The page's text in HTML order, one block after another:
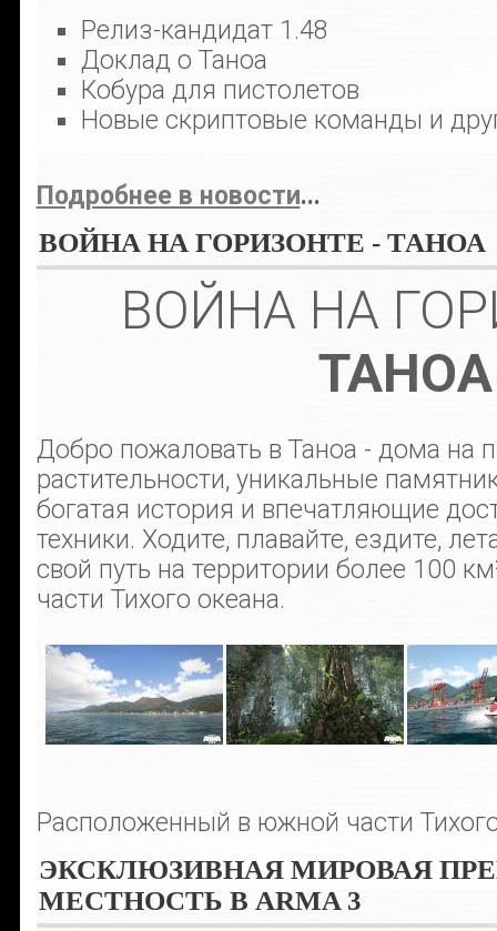
Релиз-кандидат 1.48
Доклад о Таноа
Кобура для пистолетов
Новые скриптовые команды и
Подробнее в новости...
ВОЙНА НА ГОРИЗОНТЕ - ТАНОА
ВОЙНА НА
ТАНОА
Добро пожаловать в Таноа - дома на
растительности, уникальные
богатая история и впечатляющие
техники. Ходите, плавайте, ездите,
свой путь на территории более 100
части Тихого океана.
Расположенный в южной части
ЭКСКЛЮЗИВНАЯ МИРОВАЯ
МЕСТНОСТЬ В ARMA 3